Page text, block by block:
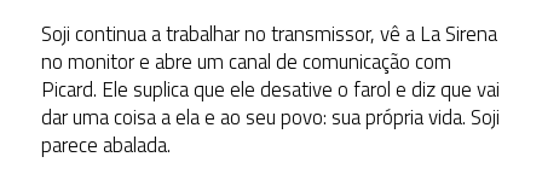
Soji continua a trabalhar no transmissor, vê a La Sirena
no monitor e abre um canal de comunicação com
Picard. Ele suplica que ele desative o farol e diz que vai
dar uma coisa a ela e ao seu povo: sua própria vida. Soji
parece abalada.